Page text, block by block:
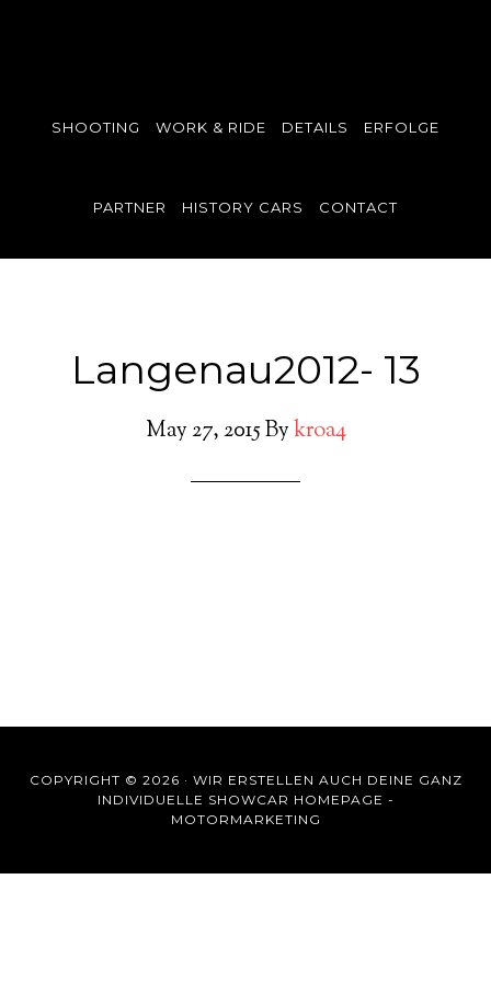
SHOOTING WORK & RIDE DETAILS ERFOLGE
PARTNER HISTORY CARS CONTACT
Langenau2012- 13
May 27, 2015Bykroa4
COPYRIGHT © 2026 · WIR ERSTELLEN AUCH DEINE GANZ
INDIVIDUELLE SHOWCAR HOMEPAGE -
MOTORMARKETING